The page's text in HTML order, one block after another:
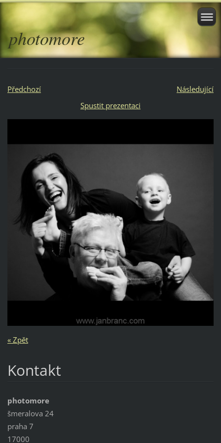
photomore
Předchozí
Následující
Spustit prezentaci
« Zpět
Kontakt
photomore
šmeralova 24
praha 7
17000